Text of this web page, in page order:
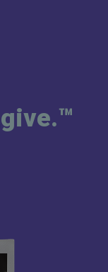
give.™